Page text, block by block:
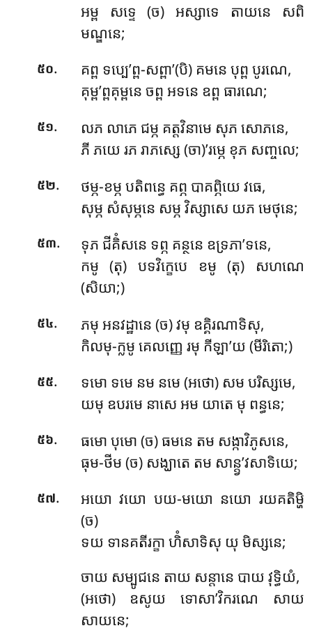
អម្ព សទ្ទេ (ច) អស្សាទេ តាយនេ សពិ
មណ្ឌនេ;
៥០.
គព្ព ទប្បេ’ព្ព-សព្ពា’(បិ) គមនេ បុព្ព បូរណេ,
គុម្ព’ព្ពគុម្ពនេ ចព្ព អទនេ ឧព្ព ធារណេ;
៥១.
លភ លាភេ ជម្ភ គត្តវិនាមេ សុភ សោភនេ,
ភី ភយេ រភ រាភស្សេ (ចា)’រម្ភេ ខុភ សញ្ចលេ;
៥២.
ថម្ភ-ខម្ភ បតិពន្ធេ គព្ភ បាគព្ភិយេ វធេ,
សុម្ភ សំសុម្ភនេ សម្ភ វិស្សាសេ យភ មេថុនេ;
៥៣.
ទុភ ជីគិំសនេ ទព្ភ គន្ថនេ ឧទ្រភា’ទនេ,
កមូ (តុ) បទវិក្ខេបេ ខមូ (តុ) សហណេ
(សិយា;)
៥៤.
ភមុ អនវដ្ឋានេ (ច) វមុ ឧគ្គិរណាទិសុ,
កិលមុ-ក្លមូ គេលញ្ញេ រមុ កីឡា’យ (មីរិតោ;)
៥៥.
ទមោ ទមេ នម នមេ (អថោ) សម បរិស្សមេ,
យមុ ឧបរមេ នាសេ អម យាតេ មុ ពន្ធនេ;
៥៦.
ធមោ បុមោ (ច) ធមនេ តម សង្កាវិភូសនេ,
ធុម-ថីម (ច) សង្ឃាតេ តម សាន្ត្វ’វសាទិយេ;
៥៧.
អយោ វយោ បយ-មយោ នយោ រយគតិម្ហិ
(ច)
ទយ ទានគតីរក្ខា ហិំសាទិសុ យុ មិស្សនេ;
ចាយ សម្បូជនេ តាយ សន្តានេ បាយ វុទ្ធិយំ,
(អថោ) ឧសូយ ទោសា’វិករណេ សាយ
សាយនេ;